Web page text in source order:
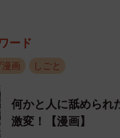
た。
ード
漫画 しごと
何かと人に舐めら
激変！【漫画】